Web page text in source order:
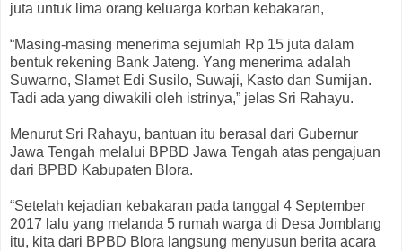
juta untuk lima orang keluarga korban kebakaran,
“Masing-masing menerima sejumlah Rp 15 juta dalam
bentuk rekening Bank Jateng. Yang menerima adalah
Suwarno, Slamet Edi Susilo, Suwaji, Kasto dan Sumijan.
Tadi ada yang diwakili oleh istrinya,” jelas Sri Rahayu.
Menurut Sri Rahayu, bantuan itu berasal dari Gubernur
Jawa Tengah melalui BPBD Jawa Tengah atas pengajuan
dari BPBD Kabupaten Blora.
“Setelah kejadian kebakaran pada tanggal 4 September
2017 lalu yang melanda 5 rumah warga di Desa Jomblang
itu, kita dari BPBD Blora langsung menyusun berita acara